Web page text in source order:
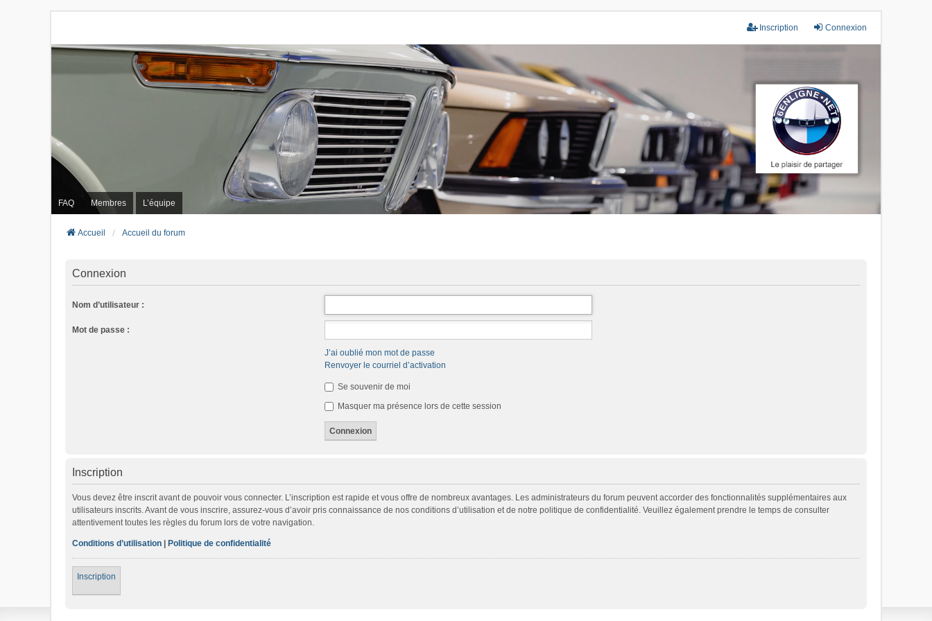
Connexion
Inscription
FAQ Membres L’équipe
Accueil Accueil du forum
Connexion
Nom d’utilisateur :
Mot de passe :
J’ai oublié mon mot de passe
Renvoyer le courriel d’activation
Se souvenir de moi
Masquer ma présence lors de cette session
Inscription
Vous devez être inscrit avant de pouvoir vous connecter. L’inscription est rapide et vous offre de nombreux avantages. Les administrateurs du forum peuvent accorder des fonctionnalités supplémentaires aux
utilisateurs inscrits. Avant de vous inscrire, assurez-vous d’avoir pris connaissance de nos conditions d’utilisation et de notre politique de confidentialité. Veuillez également prendre le temps de consulter
attentivement toutes les règles du forum lors de votre navigation.
Conditions d’utilisation Politique de confidentialité
Inscription